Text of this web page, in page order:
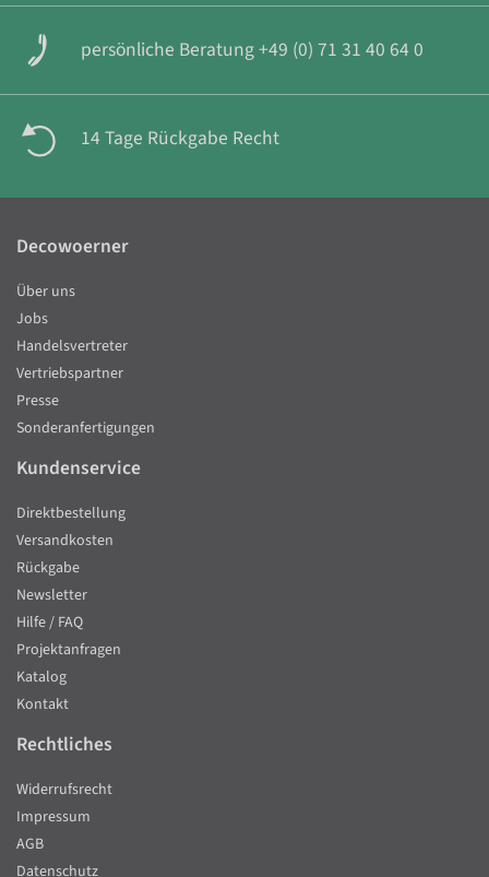
persönliche Beratung +49 (0) 71 31 40 64 0
14 Tage Rückgabe Recht
Decowoerner
Über uns
Jobs
Handelsvertreter
Vertriebspartner
Presse
Sonderanfertigungen
Kundenservice
Direktbestellung
Versandkosten
Rückgabe
Newsletter
Hilfe / FAQ
Projektanfragen
Katalog
Kontakt
Rechtliches
Widerrufsrecht
Impressum
AGB
Datenschutz